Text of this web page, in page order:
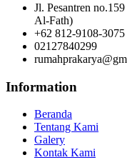
Jl. Pesantren
Al-Fath)
+62 812-9108-3075
02127840299
Information
Beranda
Tentang Kami
Galery
Kontak Kami